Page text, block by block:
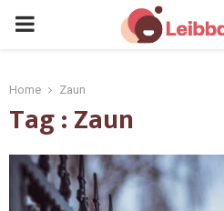
Home Zaun
Tag : Zaun